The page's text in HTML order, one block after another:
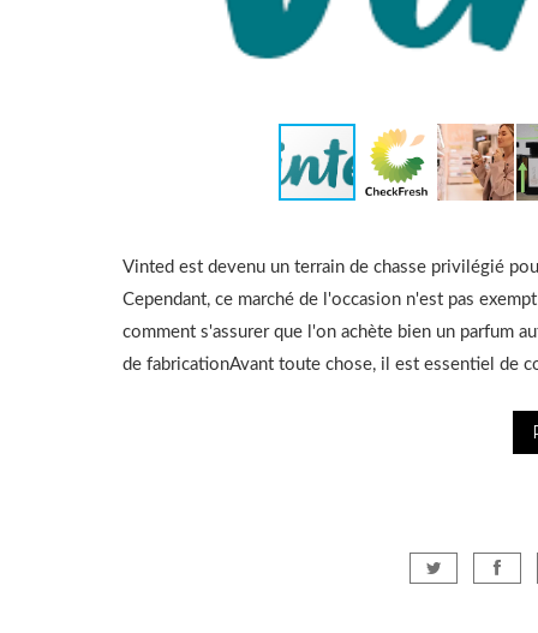
Vinted est devenu un terrain de chasse privilégié
Cependant, ce marché de l'occasion n'est pas
comment s'assurer que l'on achète bien un parfum
de fabricationAvant toute chose, il est essentiel de